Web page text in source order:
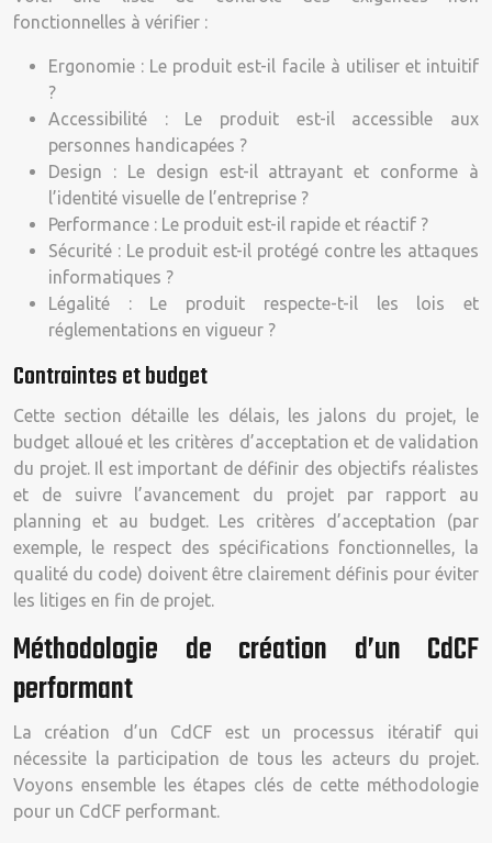
fonctionnelles à vérifier :
Ergonomie : Le produit est-il facile à utiliser et intuitif
?
Accessibilité : Le produit est-il accessible aux
personnes handicapées ?
Design : Le design est-il attrayant et conforme à
l’identité visuelle de l’entreprise ?
Performance : Le produit est-il rapide et réactif ?
Sécurité : Le produit est-il protégé contre les attaques
informatiques ?
Légalité : Le produit respecte-t-il les lois et
réglementations en vigueur ?
Contraintes et budget
Cette section détaille les délais, les jalons du projet, le
budget alloué et les critères d’acceptation et de validation
du projet. Il est important de définir des objectifs réalistes
et de suivre l’avancement du projet par rapport au
planning et au budget. Les critères d’acceptation (par
exemple, le respect des spécifications fonctionnelles, la
qualité du code) doivent être clairement définis pour éviter
les litiges en fin de projet.
Méthodologie de création d’un CdCF
performant
La création d’un CdCF est un processus itératif qui
nécessite la participation de tous les acteurs du projet.
Voyons ensemble les étapes clés de cette méthodologie
pour un CdCF performant.